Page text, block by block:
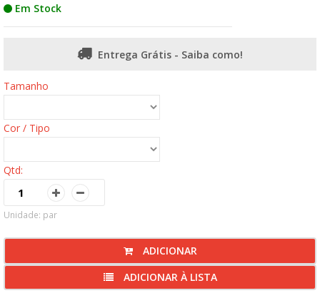
Em Stock
Entrega Grátis - Saiba como!
Tamanho
Cor / Tipo
Qtd:
Unidade: par
ADICIONAR
ADICIONAR À LISTA